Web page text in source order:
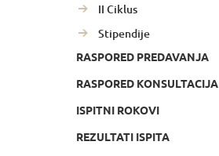
II Ciklus
Stipendije
RASPORED PREDAVANJA
RASPORED KONSULTACIJA
ISPITNI ROKOVI
REZULTATI ISPITA